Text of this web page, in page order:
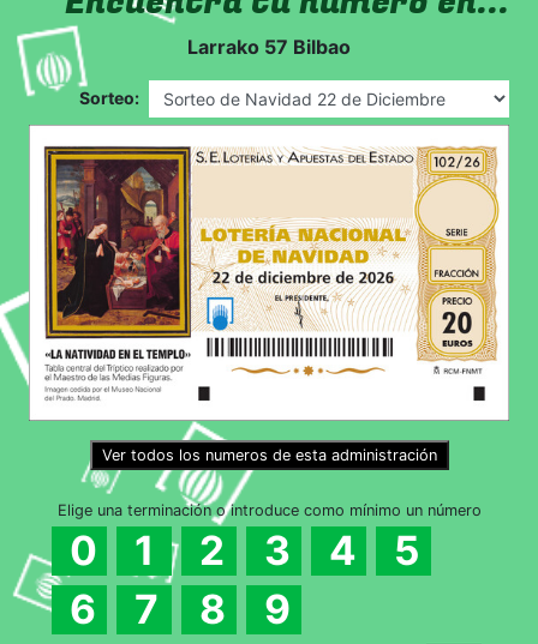
Larrako 57 Bilbao
Sorteo:
Ver todos los numeros de esta administración
Elige una terminación o introduce como mínimo un número
0 1 2 3 4
5
6
7 8 9